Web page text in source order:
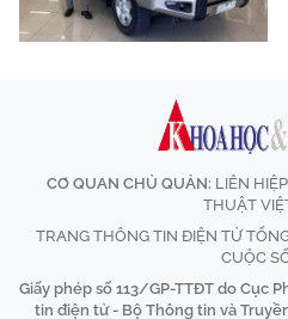
CƠ QUAN CHỦ QUẢN: LIÊN
THUẬT
TRANG THÔNG TIN ĐIỆN TỬ
CUỘC
Giấy phép số 113/GP-TTĐT do Cục
tin điện tử - Bộ Thông tin và